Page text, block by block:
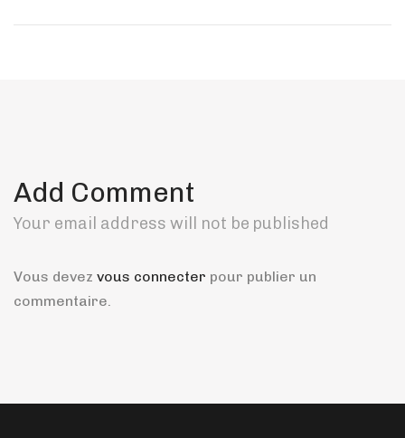
Add Comment
Your email address will not be published
Vous devez vous connecter pour publier un
commentaire.